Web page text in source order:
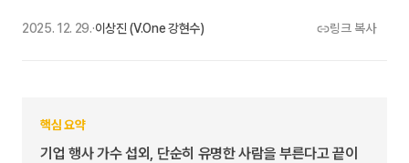
2025. 12. 29.·이상진 (V.One 강현수) 링크 복사
핵심 요약
기업 행사 가수 섭외, 단순히 유명한 사람을 부른다고 끝이